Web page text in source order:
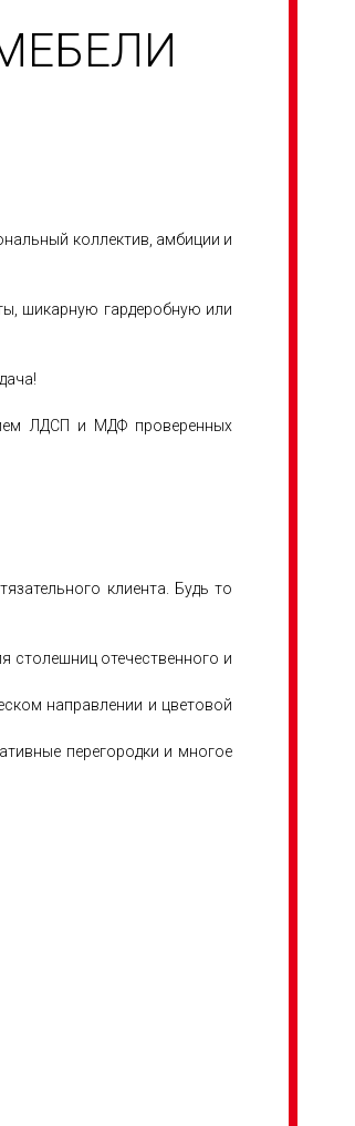
коллектив, амбиции и
шикарную гардеробную или
ЛДСП и МДФ проверенных
клиента. Будь то
столешниц отечественного и
направлении и цветовой
перегородки и многое